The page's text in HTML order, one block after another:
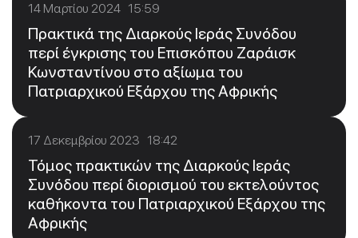
14 Μαρτίου 2024 15:59
Πρακτικά της Διαρκούς Ιεράς Συνόδου
περί έγκρισης του Επισκόπου Ζαράισκ
Κωνσταντίνου στο αξίωμα του
Πατριαρχικού Εξάρχου της Αφρικής
17 Δεκεμβρίου 2023 18:42
Τόμος πρακτικών της Διαρκούς Ιεράς
Συνόδου περί διορισμού του εκτελούντος
καθήκοντα του Πατριαρχικού Εξάρχου της
Αφρικής